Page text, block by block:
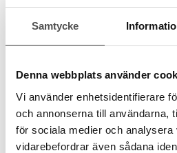
Samtycke
Denna webbplats använder
Vi använder enhetsidentifierare
och annonserna till användarna,
för sociala medier och analysera
vidarebefordrar även sådana